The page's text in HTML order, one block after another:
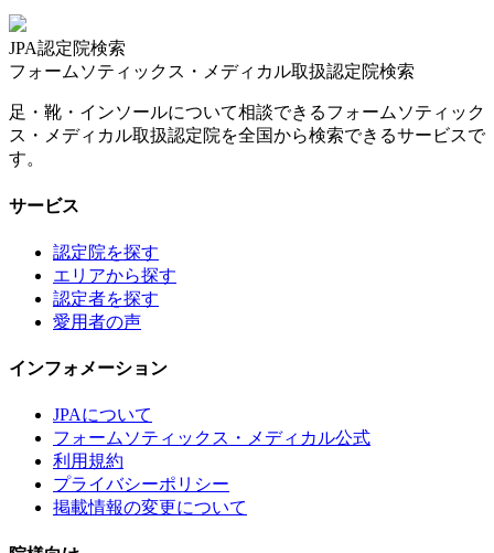
JPA認定院検索
フォームソティックス・メディカル取扱認定院検索
足・靴・インソールについて相談できるフォームソティック
ス・メディカル取扱認定院を全国から検索できるサービスで
す。
サービス
認定院を探す
エリアから探す
認定者を探す
愛用者の声
インフォメーション
JPAについて
フォームソティックス・メディカル公式
利用規約
プライバシーポリシー
掲載情報の変更について